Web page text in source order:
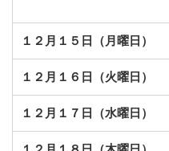
１２月１５日（月曜日）
１２月１６日（火曜日）
１２月１７日（水曜日）